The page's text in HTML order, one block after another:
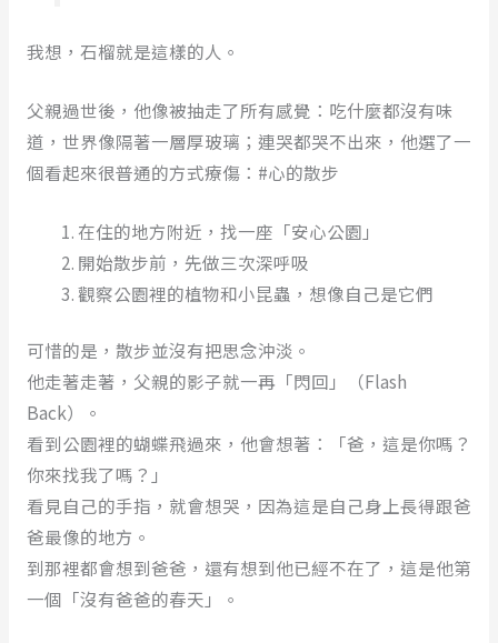
我想，石榴就是這樣的人。
父親過世後，他像被抽走了所有感覺：吃什麼都沒有味
道，世界像隔著一層厚玻璃；連哭都哭不出來，他選了一
個看起來很普通的方式療傷：#心的散步
在住的地方附近，找一座「安心公園」
開始散步前，先做三次深呼吸
觀察公園裡的植物和小昆蟲，想像自己是它們
可惜的是，散步並沒有把思念沖淡。
他走著走著，父親的影子就一再「閃回」（Flash
Back）。
看到公園裡的蝴蝶飛過來，他會想著：「爸，這是你嗎？
你來找我了嗎？」
看見自己的手指，就會想哭，因為這是自己身上長得跟爸
爸最像的地方。
到那裡都會想到爸爸，還有想到他已經不在了，這是他第
一個「沒有爸爸的春天」。